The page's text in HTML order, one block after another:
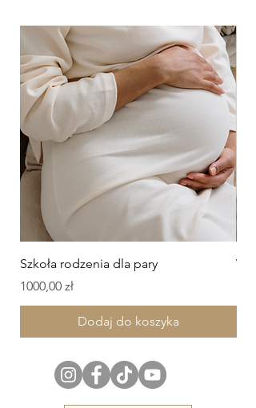
Szkoła rodzenia dla pary
Cena
1000,00 zł
Dodaj do koszyka